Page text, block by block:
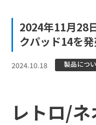
2024年11月28
クパッド14を
2024.10.18 製品につ
レトロ/